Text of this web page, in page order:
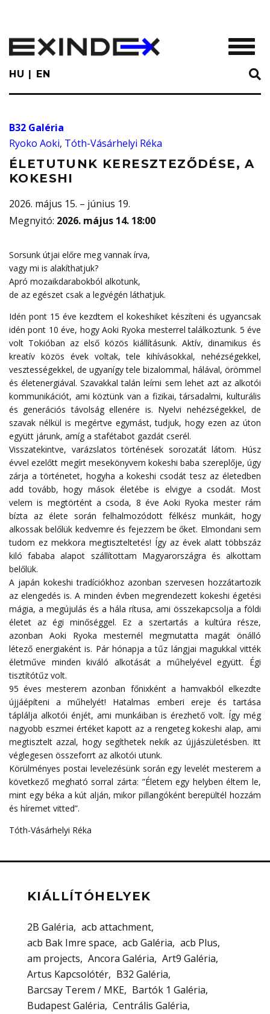
main
content
HU EN
B32 Galéria
Ryoko Aoki, Tóth-Vásárhelyi Réka
ÉLETUTUNK KERESZTEZŐDÉSE, A
KOKESHI
2026. május 15. – június 19.
Megnyitó: 2026. május 14. 18:00
Sorsunk útjai előre meg vannak írva,
vagy mi is alakíthatjuk?
Apró mozaikdarabokból alkotunk,
de az egészet csak a legvégén láthatjuk.
Idén pont 15 éve kezdtem el kokeshiket készíteni és ugyancsak
idén pont 10 éve, hogy Aoki Ryoka mesterrel találkoztunk. 5 éve
volt Tokióban az első közös kiállításunk. Aktív, dinamikus és
kreatív közös évek voltak, tele kihívásokkal, nehézségekkel,
vesztességekkel, de ugyanígy tele bizalommal, hálával, örömmel
és életenergiával. Szavakkal talán leírni sem lehet azt az alkotói
kommunikációt, ami köztünk van a fizikai, társadalmi, kulturális
és generációs távolság ellenére is. Nyelvi nehézségekkel, de
szavak nélkül is megértve egymást, tudjuk, hogy ezen az úton
együtt járunk, amíg a stafétabot gazdát cserél.
Visszatekintve, varázslatos történések sorozatát látom. Húsz
évvel ezelőtt megírt mesekönyvem kokeshi baba szereplője, úgy
zárja a történetet, hogyha a kokeshi csodát tesz az életedben
add tovább, hogy mások életébe is elvigye a csodát. Most
velem is megtörtént a csoda, 8 éve Aoki Ryoka mester rám
bízta az élete során felhalmozódott félkész munkáit, hogy
alkossak belőlük kedvemre és fejezzem be őket. Elmondani sem
tudom ez mekkora megtiszteltetés! Így az évek alatt többszáz
kiló fababa alapot szállítottam Magyarországra és alkottam
belőlük.
A japán kokeshi tradíciókhoz azonban szervesen hozzátartozik
az elengedés is. A minden évben megrendezett kokeshi égetési
mágia, a megújulás és a hála rítusa, ami összekapcsolja a földi
életet az égi minőséggel. Ez a szertartás a kultúra része,
azonban Aoki Ryoka mesternél megmutatta magát önálló
létező energiaként is. Pár hónapja a tűz lángjai magukkal vitték
életműve minden kiváló alkotását a műhelyével együtt. Égi
tisztítótűz volt.
95 éves mesterem azonban főnixként a hamvakból elkezdte
újjáépíteni a műhelyét! Hatalmas emberi ereje és tartása
táplálja alkotói énjét, ami munkáiban is érezhető volt. Így még
nagyobb eszmei értéket kapott az a rengeteg kokeshi alap, ami
megtisztelt azzal, hogy segíthetek nekik az újjászületésben. Itt
véglegesen összeforrt az alkotói utunk.
Körülményes postai levelezésünk során egy levelét mesterem a
következő megható sorral zárta: ”Életem egy helyben éltem le,
mint egy béka a kút alján, mikor pillangóként berepültél hozzám
és híremet vitted”.
Tóth-Vásárhelyi Réka
KIÁLLÍTÓHELYEK
2B Galéria
acb attachment
acb Bak Imre space
acb Galéria
acb Plus
am projects
Ancora Galéria
Art9 Galéria
Artus Kapcsolótér
B32 Galéria
Barcsay Terem / MKE
Bartók 1 Galéria
Budapest Galéria
Centrális Galéria